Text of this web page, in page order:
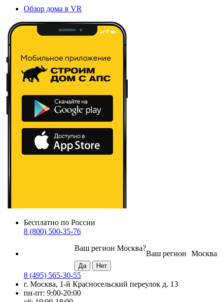
Обзор дома в VR
Бесплатно по России
8 (800) 500-35-76
Москва
Ваш регион
Ваш регион Москва?
8 (495) 565-30-55
г. Москва, 1-й Красносельский переулок д. 13
пн-пт: 9:00-20:00